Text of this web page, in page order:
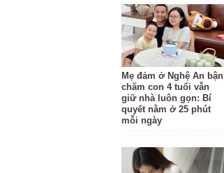
Mẹ đảm ở Nghệ An bận
chăm con 4 tuổi vẫn
giữ nhà luôn gọn: Bí
quyết nằm ở 25 phút
mỗi ngày